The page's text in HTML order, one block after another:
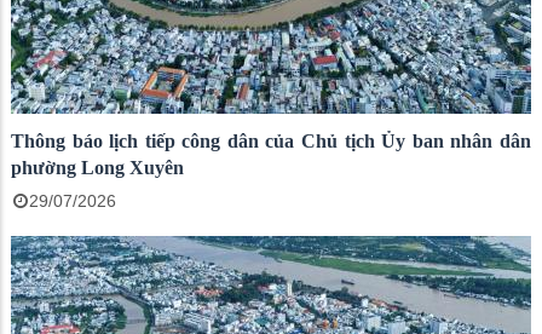
Thông báo lịch tiếp công dân của Chủ tịch Ủy ban nhân dân
phường Long Xuyên
29/07/2026